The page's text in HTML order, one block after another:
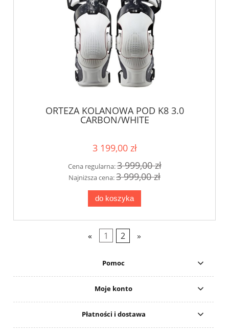
ORTEZA KOLANOWA POD K8 3.0
CARBON/WHITE
3 199,00 zł
Cena regularna:3 999,00 zł
Najniższa cena:3 999,00 zł
do koszyka
« 1 2 »
Pomoc
Moje konto
Płatności i dostawa